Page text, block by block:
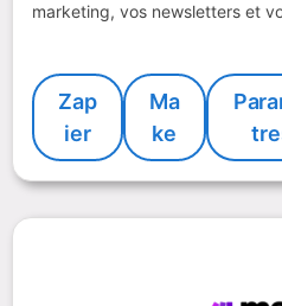
marketing, vos newsletters et
Zap
ier
Ma
ke